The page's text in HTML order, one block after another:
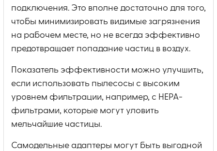
подключения. Это вполне достаточно для того,
чтобы минимизировать видимые загрязнения
на рабочем месте, но не всегда эффективно
предотвращает попадание частиц в воздух.
Показатель эффективности можно улучшить,
если использовать пылесосы с высоким
уровнем фильтрации, например, с HEPA-
фильтрами, которые могут уловить
мельчайшие частицы.
Самодельные адаптеры могут быть выгодной